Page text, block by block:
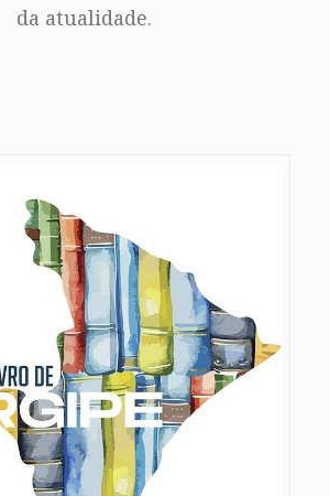
da atualidade.